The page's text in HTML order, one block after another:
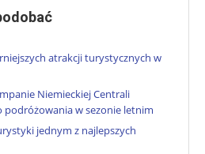
atrakcji turystycznych w
Niemieckiej Centrali
podróżowania w sezonie letnim
jednym z najlepszych